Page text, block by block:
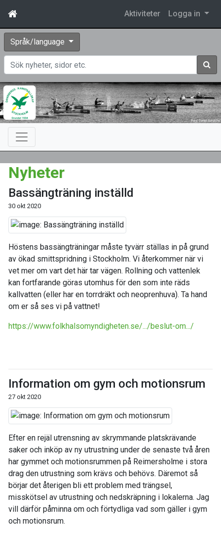
Aktiviteter Logga in
Språk/language
Sök
Nyheter
Bassängträning inställd
30 okt 2020
Höstens bassängträningar måste tyvärr ställas in på grund
av ökad smittspridning i Stockholm. Vi återkommer när vi
vet mer om vart det här tar vägen. Rollning och vattenlek
kan fortfarande göras utomhus för den som inte räds
kallvatten (eller har en torrdräkt och neoprenhuva). Ta hand
om er så ses vi på vattnet!
https://www.folkhalsomyndigheten.se/.../beslut-om.../
Information om gym och motionsrum
27 okt 2020
Efter en rejäl utrensning av skrymmande platskrävande
saker och inköp av ny utrustning under de senaste två åren
har gymmet och motionsrummen på Reimersholme i stora
drag den utrustning som krävs och behövs. Däremot så
börjar det återigen bli ett problem med trängsel,
misskötsel av utrustning och nedskräpning i lokalerna. Jag
vill därför påminna om och förtydliga vad som gäller i gym
och motionsrum.